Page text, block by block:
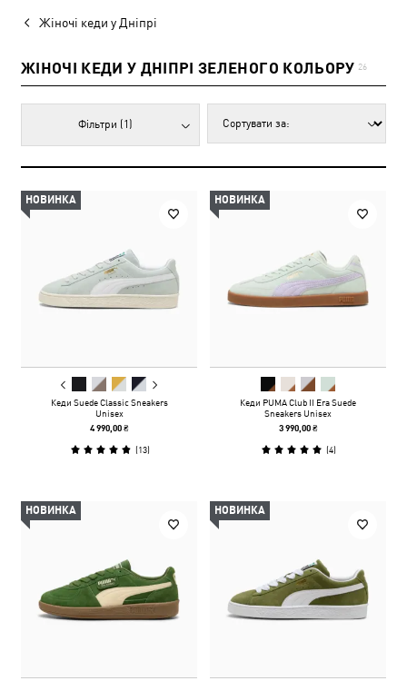
Жіночі кеди у Дніпрі
ЖІНОЧІ КЕДИ У ДНІПРІ ЗЕЛЕНОГО КОЛЬОРУ 26
Фільтри (1)
НОВИНКА
Кеди Suede Classic Sneakers
Unisex
4 990,00 ₴
(13)
НОВИНКА
Кеди PUMA Club II Era Suede
Sneakers Unisex
3 990,00 ₴
(4)
НОВИНКА НОВИНКА